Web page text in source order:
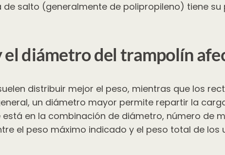
de salto (generalmente de polipropileno) tiene
el diámetro del trampolín
distribuir mejor el peso, mientras que los
un diámetro mayor permite repartir la
está en la combinación de diámetro, número de
el peso máximo indicado y el peso total de los